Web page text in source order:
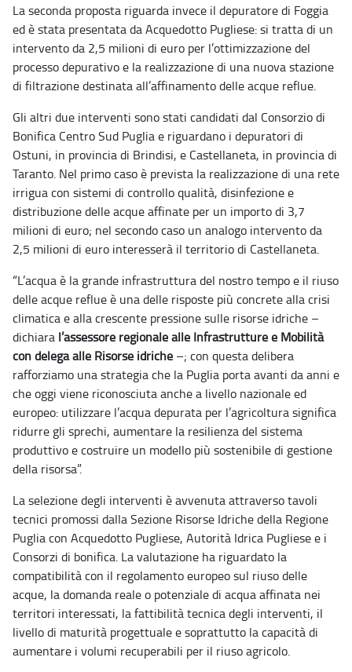
La seconda proposta riguarda invece il depuratore di Foggia
ed è stata presentata da Acquedotto Pugliese: si tratta di un
intervento da 2,5 milioni di euro per l’ottimizzazione del
processo depurativo e la realizzazione di una nuova stazione
di filtrazione destinata all’affinamento delle acque reflue.
Gli altri due interventi sono stati candidati dal Consorzio di
Bonifica Centro Sud Puglia e riguardano i depuratori di
Ostuni, in provincia di Brindisi, e Castellaneta, in provincia di
Taranto. Nel primo caso è prevista la realizzazione di una rete
irrigua con sistemi di controllo qualità, disinfezione e
distribuzione delle acque affinate per un importo di 3,7
milioni di euro; nel secondo caso un analogo intervento da
2,5 milioni di euro interesserà il territorio di Castellaneta.
“L’acqua è la grande infrastruttura del nostro tempo e il riuso
delle acque reflue è una delle risposte più concrete alla crisi
climatica e alla crescente pressione sulle risorse idriche –
dichiara l’assessore regionale alle Infrastrutture e Mobilità
con delega alle Risorse idriche –; con questa delibera
rafforziamo una strategia che la Puglia porta avanti da anni e
che oggi viene riconosciuta anche a livello nazionale ed
europeo: utilizzare l’acqua depurata per l’agricoltura significa
ridurre gli sprechi, aumentare la resilienza del sistema
produttivo e costruire un modello più sostenibile di gestione
della risorsa”.
La selezione degli interventi è avvenuta attraverso tavoli
tecnici promossi dalla Sezione Risorse Idriche della Regione
Puglia con Acquedotto Pugliese, Autorità Idrica Pugliese e i
Consorzi di bonifica. La valutazione ha riguardato la
compatibilità con il regolamento europeo sul riuso delle
acque, la domanda reale o potenziale di acqua affinata nei
territori interessati, la fattibilità tecnica degli interventi, il
livello di maturità progettuale e soprattutto la capacità di
aumentare i volumi recuperabili per il riuso agricolo.